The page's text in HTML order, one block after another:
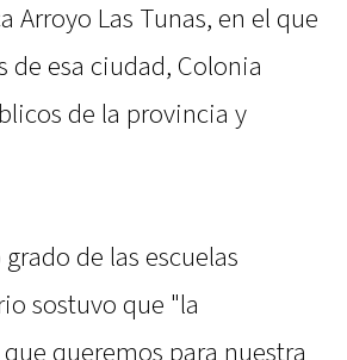
Arroyo Las Tunas, en el que
esa ciudad, Colonia
de la provincia y
de las escuelas
sostuvo que "la